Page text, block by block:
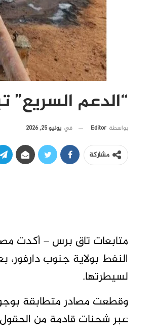
“الدعم السريع”
بواسطة Editor في يونيو 25, 2026
مشاركة
متابعات تاق برس – أكدت
النفط بولاية جنوب
لسيطرتها.
وقطعت مصادر متطابقة
عبر شحنات قادمة من الحقول الواقعة ضمن “مربع